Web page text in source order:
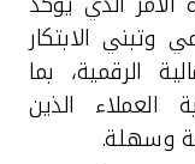
وتبني الابتكار
الرقمية، بما
الذين
وسهلة.